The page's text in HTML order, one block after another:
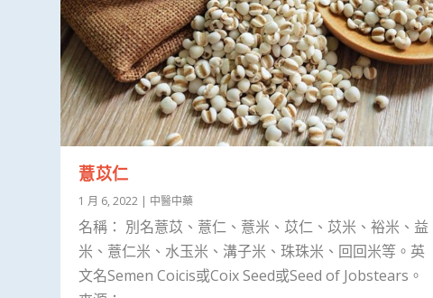
薏苡仁
1 月 6, 2022 | 中醫中藥
名稱： 別名薏苡、薏仁、薏米、苡仁、苡米、裕米、益
米、薏仁米、水玉米、溝子米、珠珠米、回回米等。英
文名Semen Coicis或Coix Seed或Seed of Jobstears。